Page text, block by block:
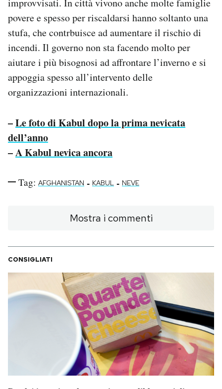
improvvisati. In città vivono anche molte famiglie
povere e spesso per riscaldarsi hanno soltanto una
stufa, che contrbuisce ad aumentare il rischio di
incendi. Il governo non sta facendo molto per
aiutare i più bisognosi ad affrontare l’inverno e si
appoggia spesso all’intervento delle
organizzazioni internazionali.
–Le foto di Kabul dopo la prima nevicata
dell’anno
–A Kabul nevica ancora
Tag: AFGHANISTAN - KABUL - NEVE
Mostra i commenti
CONSIGLIATI